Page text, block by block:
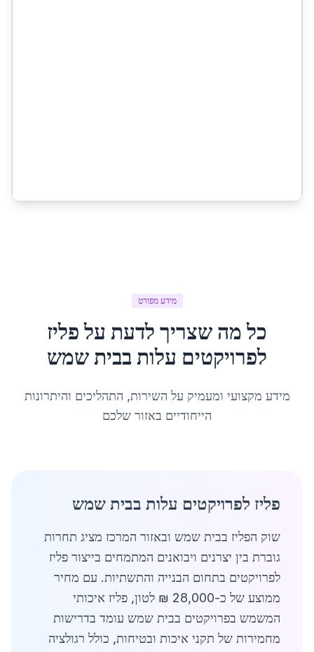
מידע מפורט
כל מה שצריך לדעת עלפליז
לפרויקטים עלות בבית שמש
מידע מקצועי ומעמיק על השירות, התהליכים והיתרונות
הייחודיים באזור שלכם
פליז לפרויקטים עלות בבית שמש
שוק הפליז בבית שמש ובאזור המרכז מציג תחרות
גוברת בין יצרנים ויבואנים המתמחים בייצור פליז
לפרויקטים בתחום הבנייה והתשתיות. עם מחיר
ממוצע של כ-28,000 ₪ לטון, פליז איכותי
המשמש בפרויקטים בבית שמש עומד בדרישות
מחמירות של תקני איכות ובטיחות, כולל רגולציה